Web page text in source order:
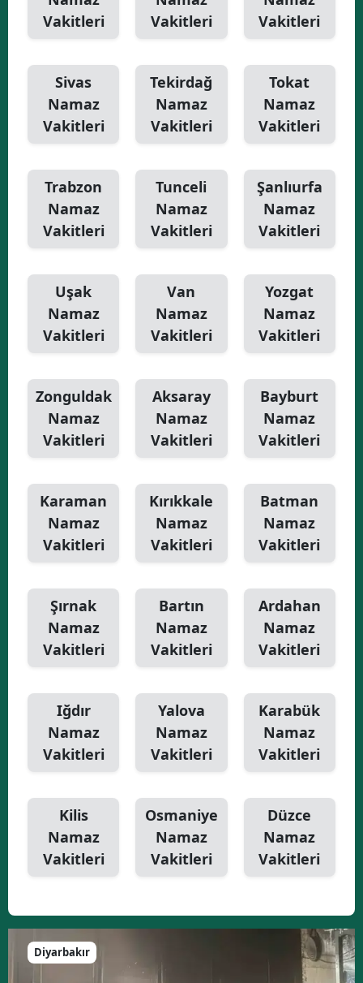
Vakitleri
Vakitleri
Vakitleri
Sivas
Namaz
Vakitleri
Tekirdağ
Namaz
Vakitleri
Tokat
Namaz
Vakitleri
Trabzon
Namaz
Vakitleri
Tunceli
Namaz
Vakitleri
Şanlıurfa
Namaz
Vakitleri
Uşak
Namaz
Vakitleri
Van
Namaz
Vakitleri
Yozgat
Namaz
Vakitleri
Zonguldak
Namaz
Vakitleri
Aksaray
Namaz
Vakitleri
Bayburt
Namaz
Vakitleri
Karaman
Namaz
Vakitleri
Kırıkkale
Namaz
Vakitleri
Batman
Namaz
Vakitleri
Şırnak
Namaz
Vakitleri
Bartın
Namaz
Vakitleri
Ardahan
Namaz
Vakitleri
Iğdır
Namaz
Vakitleri
Yalova
Namaz
Vakitleri
Karabük
Namaz
Vakitleri
Kilis
Namaz
Vakitleri
Osmaniye
Namaz
Vakitleri
Düzce
Namaz
Vakitleri
Diyarbakır